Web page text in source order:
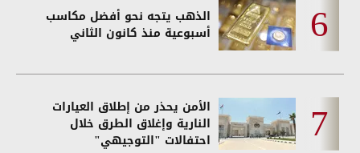
الذهب يتجه نحو أفضل مكاسب
أسبوعية منذ كانون الثاني
الأمن يحذر من إطلاق العيارات
النارية وإغلاق الطرق خلال
احتفالات "التوجيهي"